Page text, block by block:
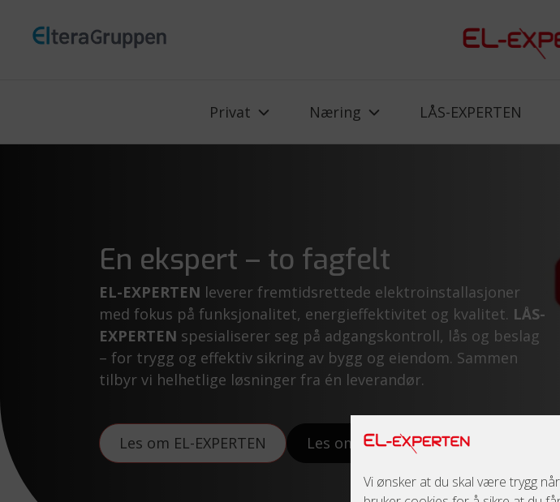
Privat Næring LÅS-EXPERTEN
En ekspert – to fagfelt
EL-EXPERTEN leverer fremtidsrettede elektroinstallasjoner
med fokus på funksjonalitet, energieffektivitet og kvalitet. LÅS-
EXPERTEN spesialiserer seg på adgangskontroll, lås og beslag
– for trygg og effektiv sikring av bygg og eiendom. Sammen
tilbyr vi helhetlige løsninger fra én leverandør.
Les om EL-EXPERTEN Les om LÅS-EXPERTEN